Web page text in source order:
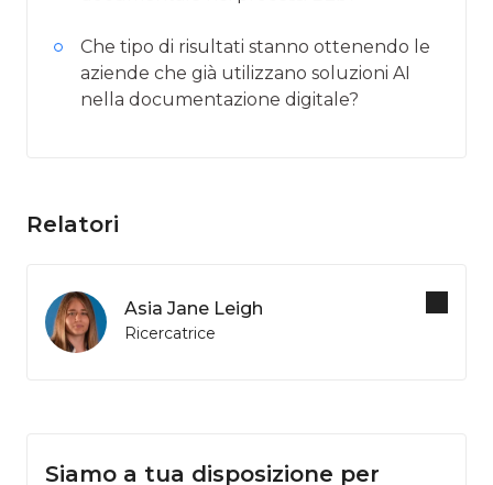
Che tipo di risultati stanno ottenendo le
aziende che già utilizzano soluzioni AI
nella documentazione digitale?
Relatori
Asia Jane Leigh
Ricercatrice
Siamo a tua disposizione per